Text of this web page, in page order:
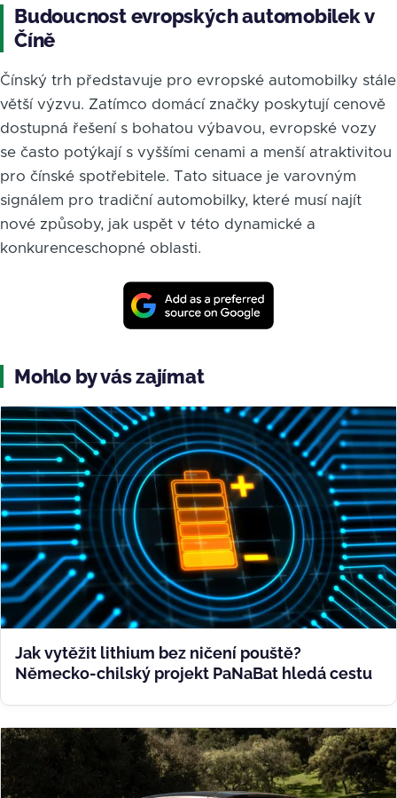
Budoucnost evropských automobilek v
Číně
Čínský trh představuje pro evropské automobilky stále
větší výzvu. Zatímco domácí značky poskytují cenově
dostupná řešení s bohatou výbavou, evropské vozy
se často potýkají s vyššími cenami a menší atraktivitou
pro čínské spotřebitele. Tato situace je varovným
signálem pro tradiční automobilky, které musí najít
nové způsoby, jak uspět v této dynamické a
konkurenceschopné oblasti.
Mohlo by vás zajímat
Jak vytěžit lithium bez ničení pouště?
Německo-chilský projekt PaNaBat hledá cestu